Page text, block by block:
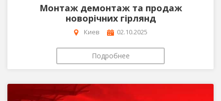
Монтаж демонтаж та продаж
новорічних гірлянд
Киев 02.10.2025
Подробнее